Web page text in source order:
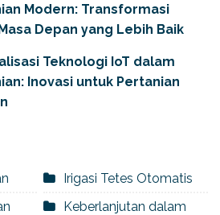
Modern: Transformasi
Depan yang Lebih Baik
Teknologi IoT dalam
Inovasi untuk Pertanian
Irigasi Tetes Otomatis
Keberlanjutan dalam